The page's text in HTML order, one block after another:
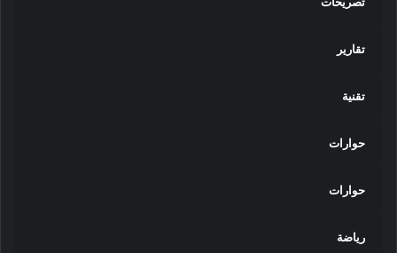
تقارير
تقنية
حوارات
حوارات
رياضة